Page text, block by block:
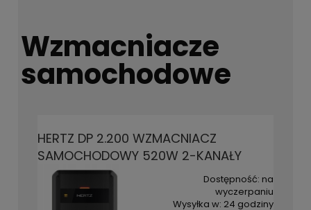
Wzmacniacze
samochodowe
HERTZ DP 2.200 WZMACNIACZ
SAMOCHODOWY 520W 2-KANAŁY
Dostępność: na
wyczerpaniu
Wysyłka w: 24 godziny